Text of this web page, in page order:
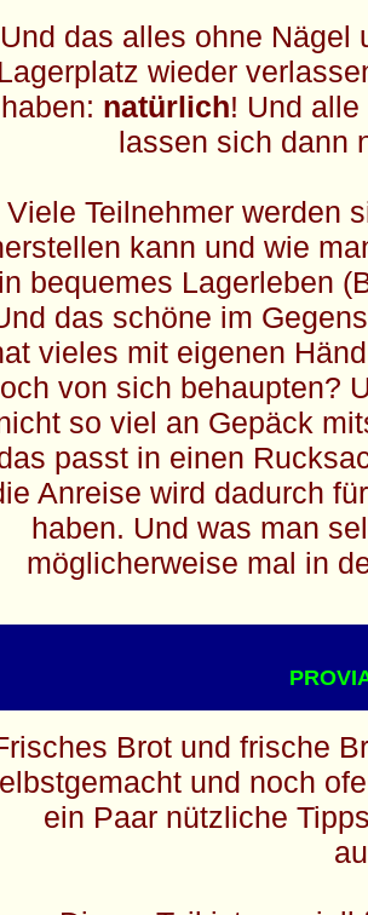
Und das alles ohne Nägel
Lagerplatz wieder
haben: natürlich! Und
lassen sich dann
Viele Teilnehmer werden
kann und wie
bequemes Lagerleben
das schöne im
vieles mit eigenen
von sich behaupten?
so viel an Gepäck
passt in einen
Anreise wird dadurch
haben. Und was man
möglicherweise mal in
Brot und frische
und noch
ein Paar nützliche